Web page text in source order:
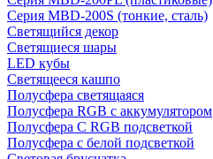
Серия MBD-200S (тонкие, сталь)
Светящийся декор
Светящиеся шары
LED кубы
Светящееся кашпо
Полусфера светящаяся
Полусфера RGB с аккумулятором
Полусфера С RGB подсветкой
Полусфера с белой подсветкой